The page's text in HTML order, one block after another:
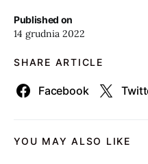
Published on
14 grudnia 2022
SHARE ARTICLE
Facebook
YOU MAY ALSO LIKE